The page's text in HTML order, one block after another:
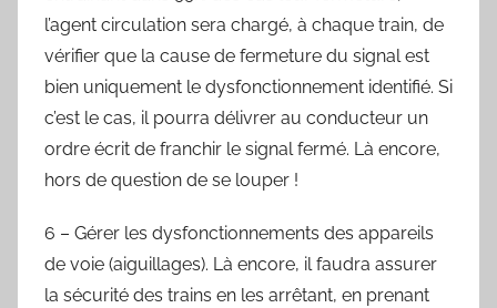
l’agent circulation sera chargé, à chaque train, de
vérifier que la cause de fermeture du signal est
bien uniquement le dysfonctionnement identifié. Si
c’est le cas, il pourra délivrer au conducteur un
ordre écrit de franchir le signal fermé. Là encore,
hors de question de se louper !
6 – Gérer les dysfonctionnements des appareils
de voie (aiguillages). Là encore, il faudra assurer
la sécurité des trains en les arrêtant, en prenant